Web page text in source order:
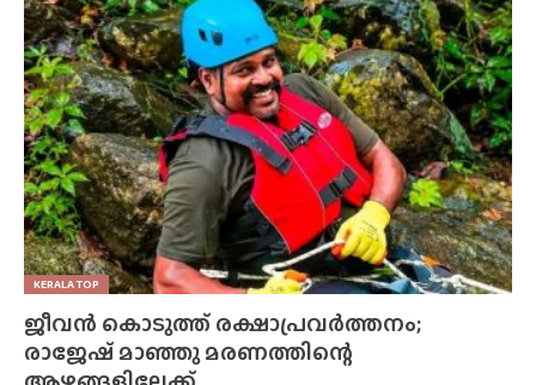
KERALA TOP
ജീവൻ കൊടുത്ത് രക്ഷാപ്രവർത്തനം;
രാജേഷ് മാഞ്ഞു മരണത്തിന്റെ